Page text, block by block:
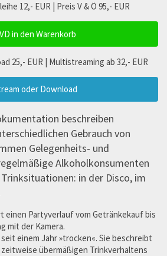
12,- EUR | Preis V & Ö 95,- EUR
in den Warenkorb
25,- EUR | Multistreaming ab 32,- EUR
oder Download
beschreiben
Gebrauch von
Gelegenheits- und
Alkoholkonsumenten
in der Disco, im
einen Partyverlauf vom Getränkekauf bis
mit der Kamera.
einem Jahr »trocken«. Sie beschreibt
übermäßigen Trinkverhaltens